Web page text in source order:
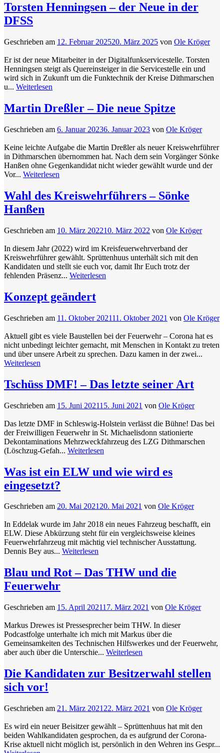
Torsten Henningsen – der Neue in der
DFSS
Geschrieben am 12. Februar 202520. März 2025 von Ole Kröger
Er ist der neue Mitarbeiter in der Digitalfunkservicestelle. Torsten
Henningsen steigt als Quereinsteiger in die Servicestelle ein und
wird sich in Zukunft um die Funktechnik der Kreise Dithmarschen
u... Weiterlesen
Martin Dreßler – Die neue Spitze
Geschrieben am 6. Januar 20236. Januar 2023 von Ole Kröger
Keine leichte Aufgabe die Martin Dreßler als neuer Kreiswehrführer
in Dithmarschen übernommen hat. Nach dem sein Vorgänger Sönke
Hanßen ohne Gegenkandidat nicht wieder gewählt wurde und der
Vor... Weiterlesen
Wahl des Kreiswehrführers – Sönke
Hanßen
Geschrieben am 10. März 202210. März 2022 von Ole Kröger
In diesem Jahr (2022) wird im Kreisfeuerwehrverband der
Kreiswehrführer gewählt. Sprüttenhuus unterhält sich mit den
Kandidaten und stellt sie euch vor, damit Ihr Euch trotz der
fehlenden Präsenz... Weiterlesen
Konzept geändert
Geschrieben am 11. Oktober 202111. Oktober 2021 von Ole Kröger
Aktuell gibt es viele Baustellen bei der Feuerwehr – Corona hat es
nicht unbedingt leichter gemacht, mit Menschen in Kontakt zu treten
und über unsere Arbeit zu sprechen. Dazu kamen in der zwei...
Weiterlesen
Tschüss DMF! – Das letzte seiner Art
Geschrieben am 15. Juni 202115. Juni 2021 von Ole Kröger
Das letzte DMF in Schleswig-Holstein verlässt die Bühne! Das bei
der Freiwilligen Feuerwehr in St. Michaelisdonn stationierte
Dekontaminations Mehrzweckfahrzeug des LZG Dithmarschen
(Löschzug-Gefah... Weiterlesen
Was ist ein ELW und wie wird es
eingesetzt?
Geschrieben am 20. Mai 202120. Mai 2021 von Ole Kröger
In Eddelak wurde im Jahr 2018 ein neues Fahrzeug beschafft, ein
ELW. Diese Abkürzung steht für ein vergleichsweise kleines
Feuerwehrfahrzeug mit mächtig viel technischer Ausstattung.
Dennis Bey aus... Weiterlesen
Blau und Rot – Das THW und die
Feuerwehr
Geschrieben am 15. April 202117. März 2021 von Ole Kröger
Markus Drewes ist Pressesprecher beim THW. In dieser
Podcastfolge unterhalte ich mich mit Markus über die
Gemeinsamkeiten des Technischen Hilfswerkes und der Feuerwehr,
aber auch über die Unterschie... Weiterlesen
Die Kandidaten zur Besitzerwahl stellen
sich vor!
Geschrieben am 21. März 2021 22. März 2021 von Ole Kröger
Es wird ein neuer Beisitzer gewählt – Sprüttenhuus hat mit den
beiden Wahlkandidaten gesprochen, da es aufgrund der Corona-
Krise aktuell nicht möglich ist, persönlich in den Wehren ins Gespr...